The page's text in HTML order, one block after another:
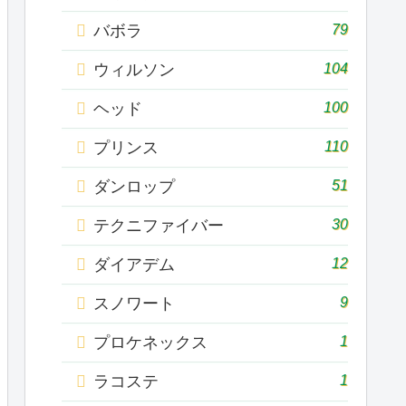
バボラ 79
ウィルソン 104
ヘッド 100
プリンス 110
ダンロップ 51
テクニファイバー 30
ダイアデム 12
スノワート 9
プロケネックス 1
ラコステ 1